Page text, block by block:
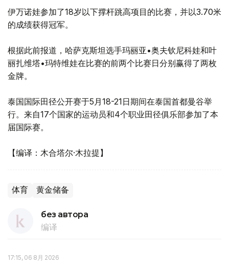
伊万诺娃参加了18岁以下撑杆跳高项目的比赛，并以3.70米
的成绩获得冠军。
根据此前报道，哈萨克斯坦选手玛丽亚•奥夫钦尼科娃和叶
丽扎维塔•玛特维娃在比赛的前两个比赛日分别赢得了两枚
金牌。
泰国国际田径公开赛于5月18-21日期间在泰国首都曼谷举
行。来自17个国家的运动员和4个职业田径俱乐部参加了本
届国际赛。
【编译：木合塔尔·木拉提】
体育 黄金储备
без автора
编译
17:15, 06 8月 2026